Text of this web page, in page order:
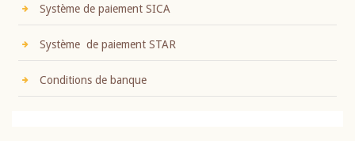
Système de paiement SICA
Système de paiement STAR
Conditions de banque